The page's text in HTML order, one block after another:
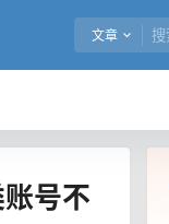
文章
号不